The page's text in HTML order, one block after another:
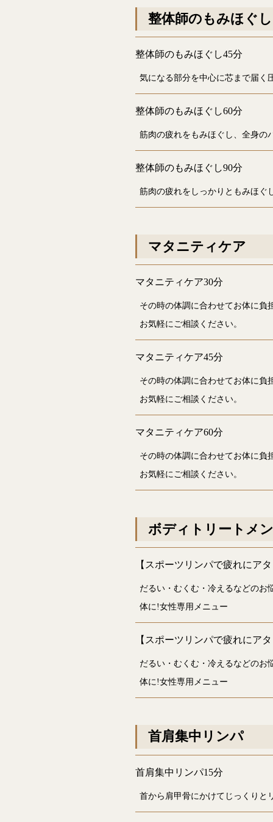
整体師のもみほぐし
整体師のもみほぐし45分
気になる部分を中心に芯まで届く
整体師のもみほぐし60分
筋肉の疲れをもみほぐし、全身の
整体師のもみほぐし90分
筋肉の疲れをしっかりともみほぐ
マタニティケア
マタニティケア30分
その時の体調に合わせてお体に負
お気軽にご相談ください。
マタニティケア45分
その時の体調に合わせてお体に負
お気軽にご相談ください。
マタニティケア60分
その時の体調に合わせてお体に負
お気軽にご相談ください。
ボディトリートメ
【スポーツリンパで疲れにア
だるい・むくむ・冷えるなどのお
体に!女性専用メニュー
【スポーツリンパで疲れにア
だるい・むくむ・冷えるなどのお
体に!女性専用メニュー
首肩集中リンパ
首肩集中リンパ15分
首から肩甲骨にかけてじっくりと